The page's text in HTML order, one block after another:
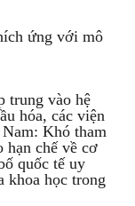
ứng với mô
trung vào hệ
hóa, các viện
Khó tham
hạn chế về cơ
quốc tế uy
khoa học trong